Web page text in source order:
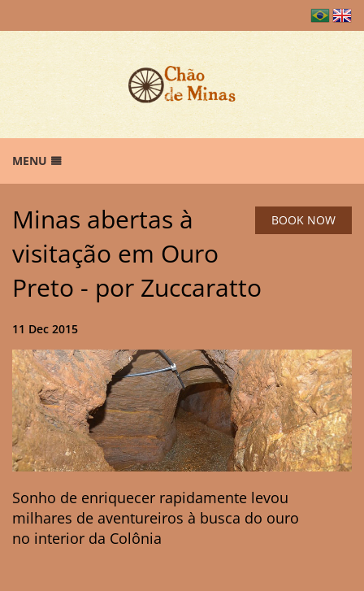
MENU
ROOMS & RATES
PHOTOS & VIDEOS
RESTAURANT
EVENTS
OUR CACHAÇA
CONTACT
BLOG
SITEMAP
BOOK NOW
Minas abertas à
visitação em Ouro
Preto - por Zuccaratto
11 Dec 2015
Sonho de enriquecer rapidamente levou
milhares de aventureiros à busca do ouro
no interior da Colônia